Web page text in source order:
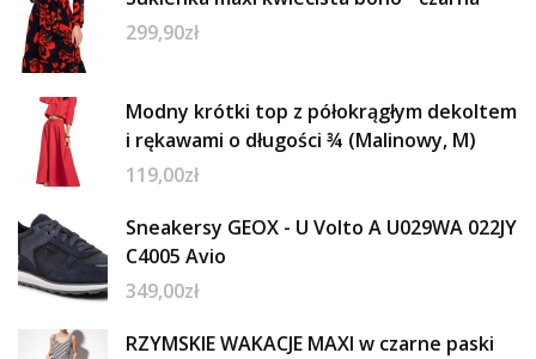
299,90zł
Modny krótki top z półokrągłym dekoltem
i rękawami o długości ¾ (Malinowy, M)
119,00zł
Sneakersy GEOX - U Volto A U029WA 022JY
C4005 Avio
349,00zł
RZYMSKIE WAKACJE MAXI w czarne paski